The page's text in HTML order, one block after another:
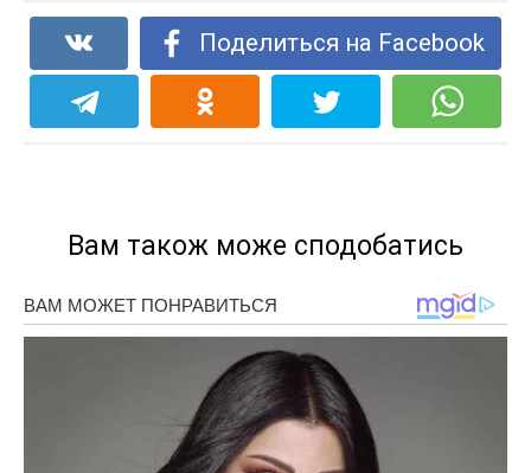
Поделиться на Facebook
Вам також може сподобатись